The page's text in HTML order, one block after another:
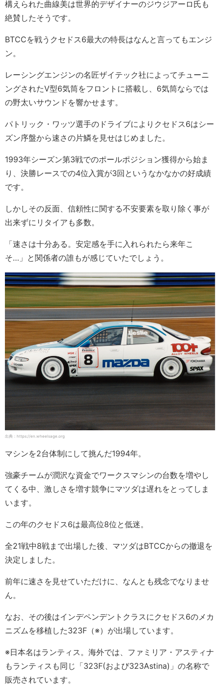
構えられた曲線美は世界的デザイナーのジウジアーロ氏も
絶賛したそうです。
BTCCを戦うクセドス6最大の特長はなんと言ってもエンジ
ン。
レーシングエンジンの名匠ザイテック社によってチューニ
ングされたV型6気筒をフロントに搭載し、6気筒ならでは
の野太いサウンドを響かせます。
パトリック・ワッツ選手のドライブによりクセドス6はシー
ズン序盤から速さの片鱗を見せはじめました。
1993年シーズン第3戦でのポールポジション獲得から始ま
り、決勝レースでの4位入賞が3回というなかなかの好成績
です。
しかしその反面、信頼性に関する不安要素を取り除く事が
出来ずにリタイアも多数。
「速さは十分ある。安定感を手に入れられたら来年こ
そ…」と関係者の誰もが感じていたでしょう。
出典：https://en.wheelsage.org
マシンを2台体制にして挑んだ1994年。
強豪チームが潤沢な資金でワークスマシンの台数を増やし
てくる中、激しさを増す競争にマツダは遅れをとってしま
います。
この年のクセドス6は最高位8位と低迷。
全21戦中8戦まで出場した後、マツダはBTCCからの撤退を
決定しました。
前年に速さを見せていただけに、なんとも残念でなりませ
ん。
なお、その後はインデペンデントクラスにクセドス6のメカ
ニズムを移植した323F（※）が出場しています。
※日本名はランティス。海外では、ファミリア・アスティナ
もランティスも同じ「323F(および323Astina)」の名称で
販売されています。